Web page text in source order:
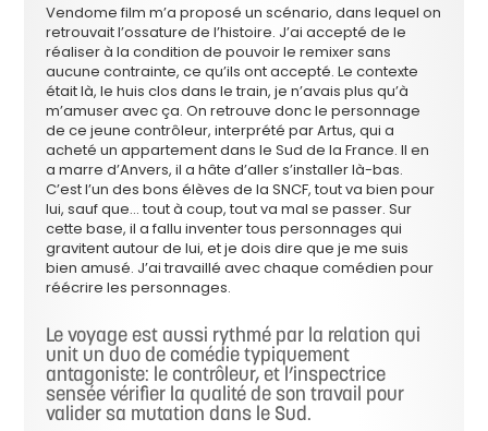
Vendome film m’a proposé un scénario, dans lequel on
retrouvait l’ossature de l’histoire. J’ai accepté de le
réaliser à la condition de pouvoir le remixer sans
aucune contrainte, ce qu’ils ont accepté. Le contexte
était là, le huis clos dans le train, je n’avais plus qu’à
m’amuser avec ça. On retrouve donc le personnage
de ce jeune contrôleur, interprété par Artus, qui a
acheté un appartement dans le Sud de la France. Il en
a marre d’Anvers, il a hâte d’aller s’installer là-bas.
C’est l’un des bons élèves de la SNCF, tout va bien pour
lui, sauf que… tout à coup, tout va mal se passer. Sur
cette base, il a fallu inventer tous personnages qui
gravitent autour de lui, et je dois dire que je me suis
bien amusé. J’ai travaillé avec chaque comédien pour
réécrire les personnages.
Le voyage est aussi rythmé par la relation qui
unit un duo de comédie typiquement
antagoniste: le contrôleur, et l’inspectrice
sensée vérifier la qualité de son travail pour
valider sa mutation dans le Sud.